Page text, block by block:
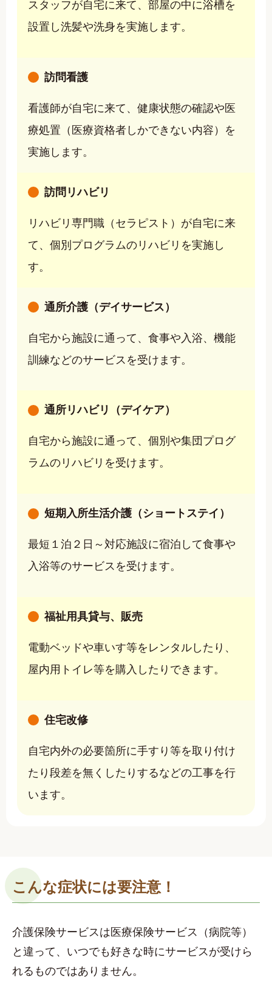
スタッフが自宅に来て、部屋の中に浴槽を
設置し洗髪や洗身を実施します。
訪問看護
看護師が自宅に来て、健康状態の確認や医
療処置（医療資格者しかできない内容）を
実施します。
訪問リハビリ
リハビリ専門職（セラピスト）が自宅に来
て、個別プログラムのリハビリを実施し
す。
通所介護（デイサービス）
自宅から施設に通って、食事や入浴、機能
訓練などのサービスを受けます。
通所リハビリ（デイケア）
自宅から施設に通って、個別や集団プログ
ラムのリハビリを受けます。
短期入所生活介護（ショートステイ）
最短１泊２日～対応施設に宿泊して食事や
入浴等のサービスを受けます。
福祉用具貸与、販売
電動ベッドや車いす等をレンタルしたり、
屋内用トイレ等を購入したりできます。
住宅改修
自宅内外の必要箇所に手すり等を取り付け
たり段差を無くしたりするなどの工事を行
います。
こんな症状には要注意！
介護保険サービスは医療保険サービス（病院等）
と違って、いつでも好きな時にサービスが受けら
れるものではありません。